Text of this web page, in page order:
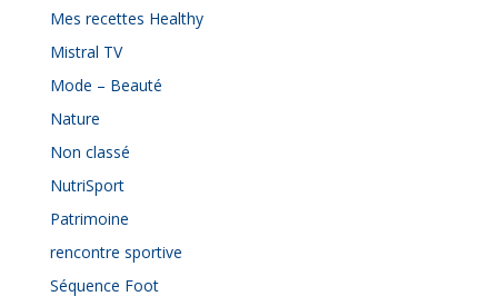
Mes recettes Healthy
Mistral TV
Mode – Beauté
Nature
Non classé
NutriSport
Patrimoine
rencontre sportive
Séquence Foot